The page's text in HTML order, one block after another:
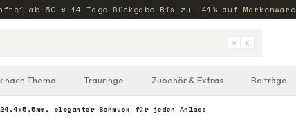
ab 50 € · 14 Tage Rückgabe ·Bis zu −41% auf Markenware
⌘ K
nach Thema Trauringe Zubehör & Extras Beiträge
eleganter Schmuck für jeden Anlass